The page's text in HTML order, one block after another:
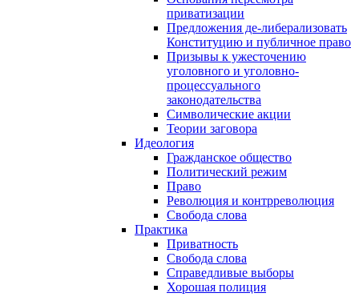
приватизации
Предложения де-либерализовать
Конституцию и публичное право
Призывы к ужесточению
уголовного и уголовно-
процессуального
законодательства
Символические акции
Теории заговора
Идеология
Гражданское общество
Политический режим
Право
Революция и контрреволюция
Свобода слова
Практика
Приватность
Свобода слова
Справедливые выборы
Хорошая полиция